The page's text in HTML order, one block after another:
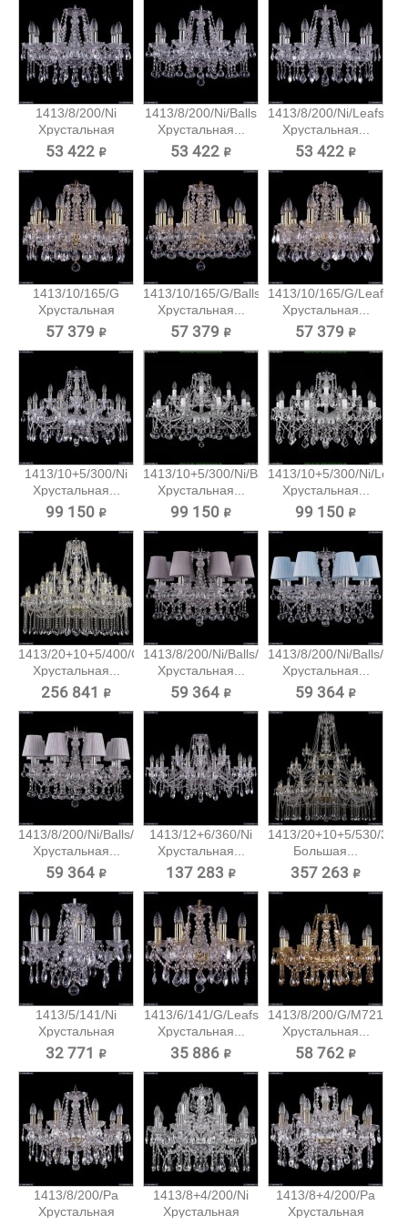
1413/8/200/Ni
Хрустальная
подвесная...
53 422 ₽
1413/8/200/Ni/Balls
Хрустальная...
53 422 ₽
1413/8/200/Ni/Leafs
Хрустальная...
53 422 ₽
1413/10/165/G
Хрустальная
подвесная...
57 379 ₽
1413/10/165/G/Balls
Хрустальная...
57 379 ₽
1413/10/165/G/Leafs
Хрустальная...
57 379 ₽
1413/10+5/300/Ni
Хрустальная...
99 150 ₽
1413/10+5/300/Ni/Balls
Хрустальная...
99 150 ₽
1413/10+5/300/Ni/Leafs
Хрустальная...
99 150 ₽
1413/20+10+5/400/G
Хрустальная...
256 841 ₽
1413/8/200/Ni/Balls/SH24
Хрустальная...
59 364 ₽
1413/8/200/Ni/Balls/SH4
Хрустальная...
59 364 ₽
1413/8/200/Ni/Balls/SH6
Хрустальная...
59 364 ₽
1413/12+6/360/Ni
Хрустальная...
137 283 ₽
1413/20+10+5/530/3d/G
Большая...
357 263 ₽
1413/5/141/Ni
Хрустальная
подвесная...
32 771 ₽
1413/6/141/G/Leafs
Хрустальная...
35 886 ₽
1413/8/200/G/M721
Хрустальная...
58 762 ₽
1413/8/200/Pa
Хрустальная
1413/8+4/200/Ni
Хрустальная
1413/8+4/200/Pa
Хрустальная